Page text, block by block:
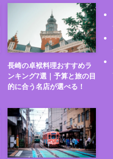
長崎の卓袱料理おすすめラ
ンキング7選｜予算と旅の目
的に合う名店が選べる！